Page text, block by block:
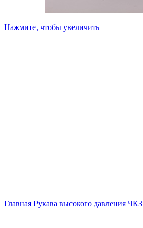
Нажмите, чтобы увеличить
Главная Рукава высокого давления ЧКЗ